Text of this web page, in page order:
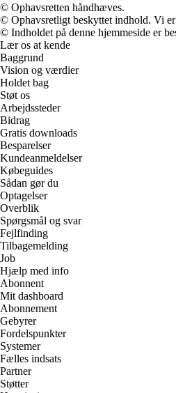
© Ophavsretten håndhæves.
© Ophavsretligt beskyttet indhold. Vi
© Indholdet på denne hjemmeside er
Lær os at kende
Baggrund
Vision og værdier
Holdet bag
Støt os
Arbejdssteder
Bidrag
Gratis downloads
Besparelser
Kundeanmeldelser
Købeguides
Sådan gør du
Optagelser
Overblik
Spørgsmål og svar
Fejlfinding
Tilbagemelding
Job
Hjælp med info
Abonnent
Mit dashboard
Abonnement
Gebyrer
Fordelspunkter
Systemer
Fælles indsats
Partner
Støtter